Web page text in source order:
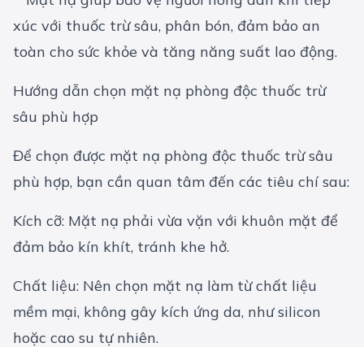
Hướng dẫn chọn mặt nạ phòng độc thuốc trừ
sâu phù hợp
Để chọn được mặt nạ phòng độc thuốc trừ sâu
phù hợp, bạn cần quan tâm đến các tiêu chí sau:
Kích cỡ: Mặt nạ phải vừa vặn với khuôn mặt để
đảm bảo kín khít, tránh khe hở.
Chất liệu: Nên chọn mặt nạ làm từ chất liệu
mềm mại, không gây kích ứng da, như silicon
hoặc cao su tự nhiên.